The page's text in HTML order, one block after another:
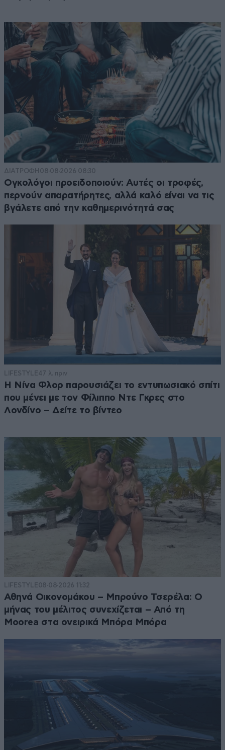
ΔΙΑΤΡΟΦΗ 08·08·2026 08:30
Ογκολόγοι προειδοποιούν: Αυτές οι τροφές,
περνούν απαρατήρητες, αλλά καλό είναι να τις
βγάλετε από την καθημερινότητά σας
LIFESTYLE47 λ. πριν
Η Νίνα Φλορ παρουσιάζει το εντυπωσιακό σπίτι
που μένει με τον Φίλιππο Ντε Γκρες στο
Λονδίνο – Δείτε το βίντεο
LIFESTYLE08·08·2026 11:32
Αθηνά Οικονομάκου – Μπρούνο Τσερέλα: Ο
μήνας του μέλιτος συνεχίζεται – Από τη
Moorea στα ονειρικά Μπόρα Μπόρα